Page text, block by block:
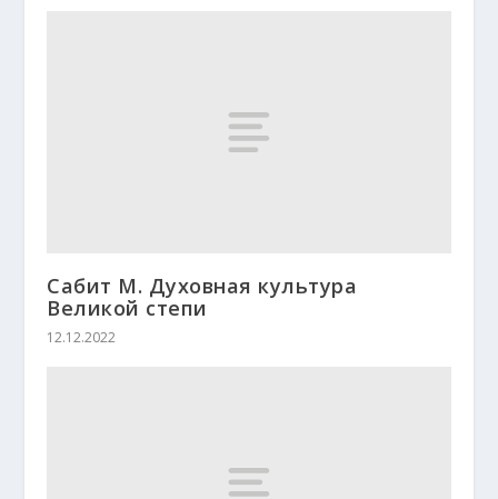
Сабит М. Духовная культура
Великой степи
12.12.2022